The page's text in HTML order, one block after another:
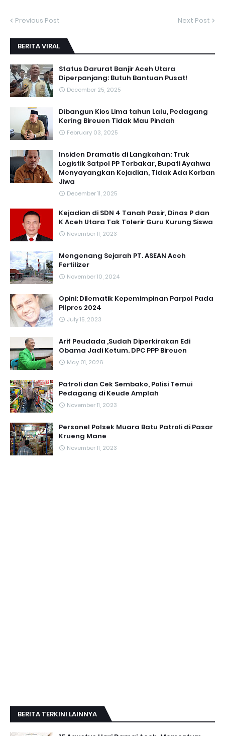
Previous Post Next Post
BERITA VIRAL
Status Darurat Banjir Aceh Utara
Diperpanjang: Butuh Bantuan Pusat!
December 25, 2025
Dibangun Kios Lima tahun Lalu, Pedagang
Kering Bireuen Tidak Mau Pindah
February 03, 2025
Insiden Dramatis di Langkahan: Truk
Logistik Satpol PP Terbakar, Bupati Ayahwa
Menyayangkan Kejadian, Tidak Ada Korban
Jiwa
December 11, 2025
Kejadian di SDN 4 Tanah Pasir, Dinas P dan
K Aceh Utara Tak Tolerir Guru Kurung Siswa
November 11, 2023
Mengenang Sejarah PT. ASEAN Aceh
Fertilizer
November 10, 2024
Opini: Dilematik Kepemimpinan Parpol Pada
Pilpres 2024
July 15, 2023
Arif Peudada ,Sudah Diperkirakan Edi
Obama Jadi Ketum. DPC PPP Bireuen
May 01, 2026
Patroli dan Cek Sembako, Polisi Temui
Pedagang di Keude Amplah
November 11, 2023
Personel Polsek Muara Batu Patroli di Pasar
Krueng Mane
November 11, 2023
BERITA TERKINI LAINNYA